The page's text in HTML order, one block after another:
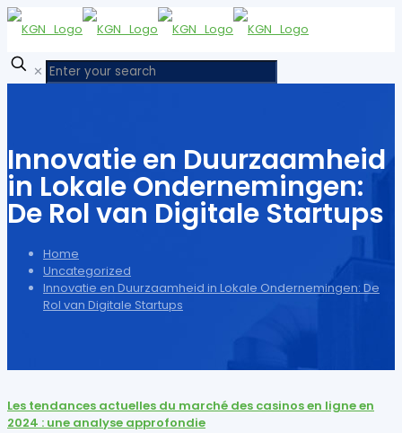
✕
Innovatie en Duurzaamheid
in Lokale Ondernemingen:
De Rol van Digitale Startups
Home
Uncategorized
Innovatie en Duurzaamheid in Lokale Ondernemingen: De
Rol van Digitale Startups
Les tendances actuelles du marché des casinos en ligne en
2024 : une analyse approfondie